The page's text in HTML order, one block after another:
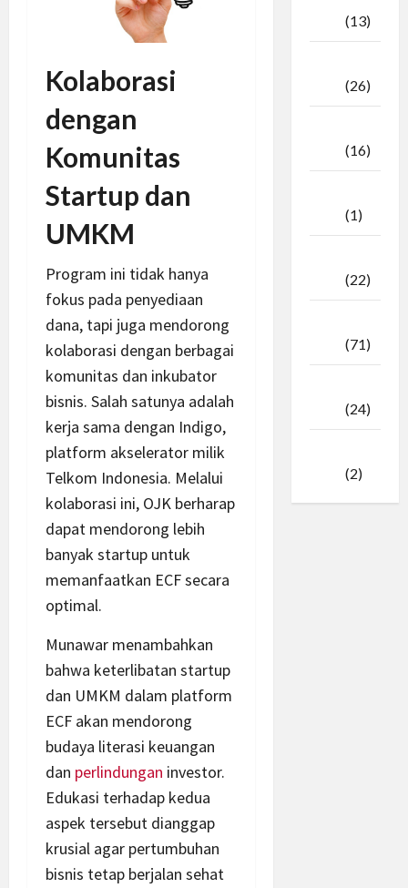
Kolaborasi
dengan
Komunitas
Startup dan
UMKM
Program ini tidak hanya
fokus pada penyediaan
dana, tapi juga mendorong
kolaborasi dengan berbagai
komunitas dan inkubator
bisnis. Salah satunya adalah
kerja sama dengan Indigo,
platform akselerator milik
Telkom Indonesia. Melalui
kolaborasi ini, OJK berharap
dapat mendorong lebih
banyak startup untuk
memanfaatkan ECF secara
optimal.
Munawar menambahkan
bahwa keterlibatan startup
dan UMKM dalam platform
ECF akan mendorong
budaya literasi keuangan
dan perlindungan investor.
Edukasi terhadap kedua
aspek tersebut dianggap
krusial agar pertumbuhan
bisnis tetap berjalan sehat
(13)
(26)
(16)
(1)
(22)
(71)
(24)
(2)